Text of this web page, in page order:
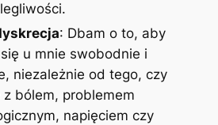
: Dbam o to, aby
się u mnie swobodnie i
niezależnie od tego, czy
z bólem, problemem
napięciem czy